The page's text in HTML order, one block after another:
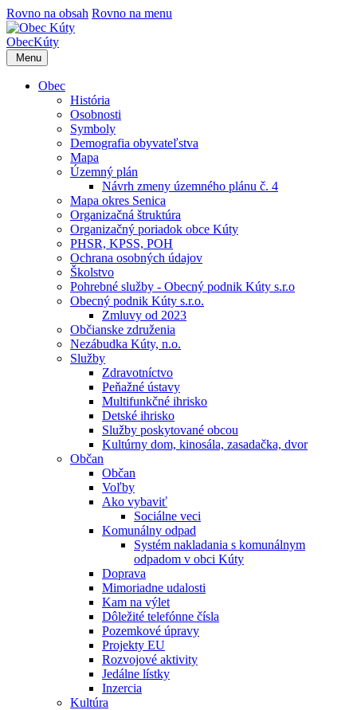
Rovno na obsah Rovno na menu
ObecKúty
Menu
Obec
História
Osobnosti
Symboly
Demografia obyvateľstva
Mapa
Územný plán
Návrh zmeny územného plánu č. 4
Mapa okres Senica
Organizačná štruktúra
Organizačný poriadok obce Kúty
PHSR, KPSS, POH
Ochrana osobných údajov
Školstvo
Pohrebné služby - Obecný podnik Kúty s.r.o
Obecný podnik Kúty s.r.o.
Zmluvy od 2023
Občianske združenia
Nezábudka Kúty, n.o.
Služby
Zdravotníctvo
Peňažné ústavy
Multifunkčné ihrisko
Detské ihrisko
Služby poskytované obcou
Kultúrny dom, kinosála, zasadačka, dvor
Občan
Občan
Voľby
Ako vybaviť
Sociálne veci
Komunálny odpad
Systém nakladania s komunálnym
odpadom v obci Kúty
Doprava
Mimoriadne udalosti
Kam na výlet
Dôležité telefónne čísla
Pozemkové úpravy
Projekty EU
Rozvojové aktivity
Jedálne lístky
Inzercia
Kultúra